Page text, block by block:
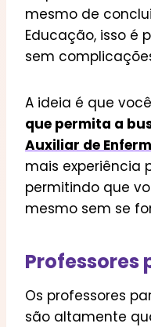
mesmo de
Educação, isso é
sem
A ideia é que você
que permita a
Auxiliar de
mais experiência
permitindo que
mesmo sem se
Professores
Os professores
são altamente